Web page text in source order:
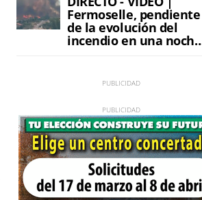
Fermoselle, pendiente
de la evolución del
incendio en una noche